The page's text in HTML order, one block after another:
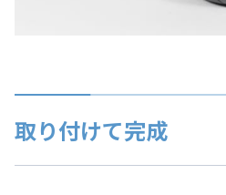
取り付けて完成